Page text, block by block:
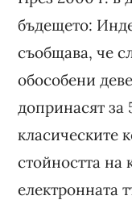
бъдещето:
съобщава, че
обособени
допринасят за
класическите
стойността на
електронната